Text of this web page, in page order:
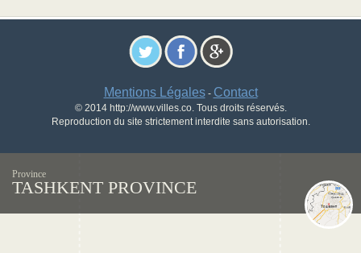
Mentions Légales- Contact
© 2014 http://www.villes.co. Tous droits réservés.
Reproduction du site strictement interdite sans autorisation.
Province
TASHKENT PROVINCE